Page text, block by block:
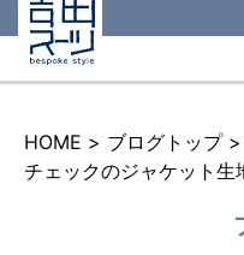
HOME > ブログトップ >
チェックのジャケット生